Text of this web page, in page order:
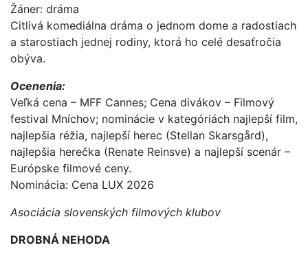
Žáner: dráma
Citlivá komediálna dráma o jednom dome a radostiach
a starostiach jednej rodiny, ktorá ho celé desaťročia
obýva.
Ocenenia:
Veľká cena – MFF Cannes; Cena divákov – Filmový
festival Mníchov; nominácie v kategóriách najlepší film,
najlepšia réžia, najlepší herec (Stellan Skarsgård),
najlepšia herečka (Renate Reinsve) a najlepší scenár –
Európske filmové ceny.
Nominácia: Cena LUX 2026
Asociácia slovenských filmových klubov
DROBNÁ NEHODA